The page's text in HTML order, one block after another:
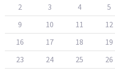
2
3 4 5
9
10 11 12
16
17 18 19
23
24 25 26